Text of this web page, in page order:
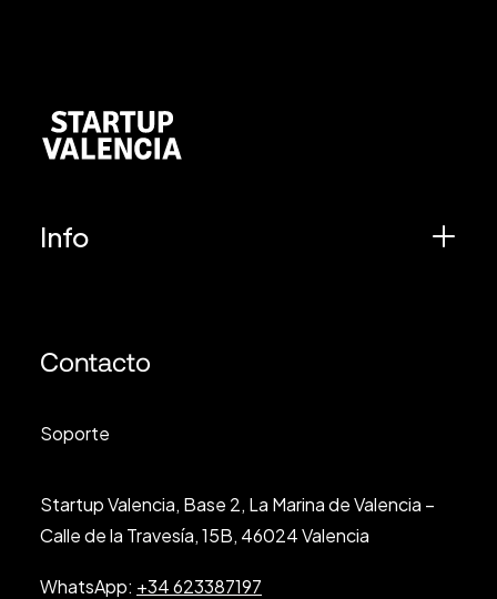
Info
Contacto
Soporte
Startup Valencia, Base 2, La Marina de Valencia –
Calle de la Travesía, 15B, 46024 Valencia
WhatsApp: +34 623387197